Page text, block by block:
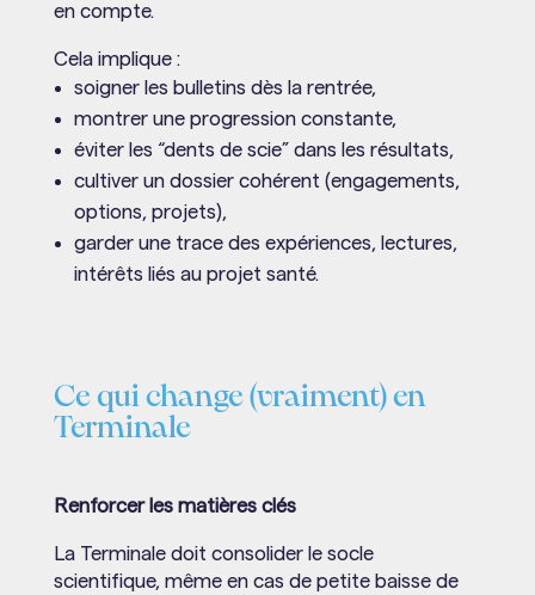
en compte.
Cela implique :
soigner les bulletins dès la rentrée,
montrer une progression constante,
éviter les “dents de scie” dans les résultats,
cultiver un dossier cohérent (engagements,
options, projets),
garder une trace des expériences, lectures,
intérêts liés au projet santé.
Ce qui change (vraiment) en
Terminale
Renforcer les matières clés
La Terminale doit consolider le socle
scientifique, même en cas de petite baisse de